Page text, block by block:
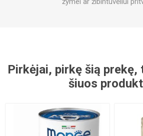
Pirkėjai, pirkę šią prekę,
šiuos